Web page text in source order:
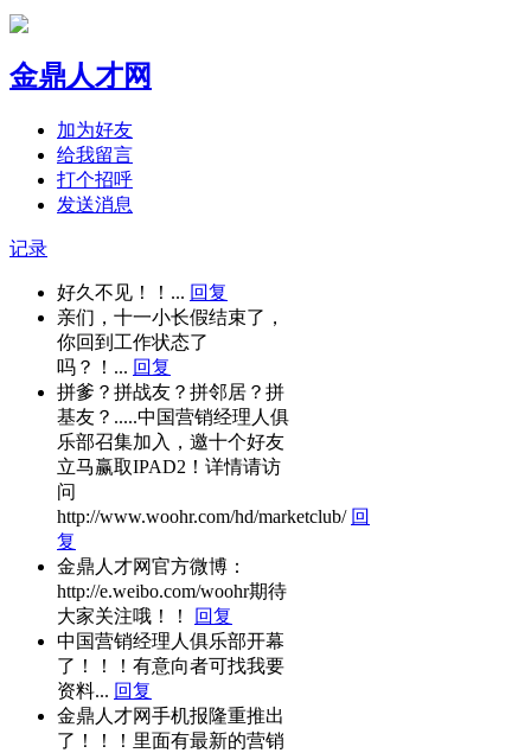
金鼎人才网
加为好友
给我留言
打个招呼
发送消息
记录
好久不见！！... 回复
亲们，十一小长假结束了，
你回到工作状态了
吗？！... 回复
拼爹？拼战友？拼邻居？拼
基友？.....中国营销经理人俱
乐部召集加入，邀十个好友
立马赢取IPAD2！详情请访
问
http://www.woohr.com/hd/marketclub/ 回
复
金鼎人才网官方微博：
http://e.weibo.com/woohr期待
大家关注哦！！
回复
中国营销经理人俱乐部开幕
了！！！有意向者可找我要
资料... 回复
金鼎人才网手机报隆重推出
了！！！里面有最新的营销